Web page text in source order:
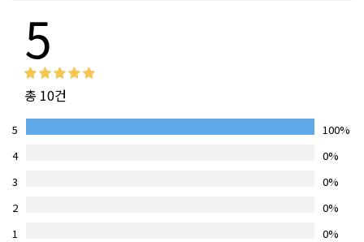
5
총 10건
5
100%
4
0%
3
0%
2
0%
1
0%